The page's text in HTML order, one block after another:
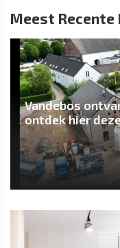
Meest Recente
Vandebos
ontdek hier